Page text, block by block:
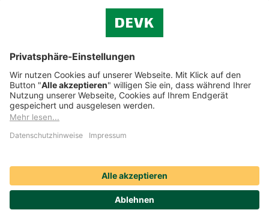
Cookie-Einstellungen
Datenschutz
Impressum
Streitbeilegung
Nutzungshinweise
Compliance
Social Media Icons sowie Verlinkungen, die mit
sind, führen auf externe Seiten. Die DEVK ist für die dortigen